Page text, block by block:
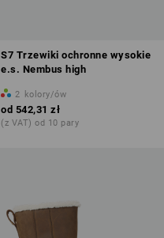
S7 Trzewiki ochronne wysokie
e.s. Nembus high
2 kolory/ów
od 542,31 zł
(z VAT) od 10 pary